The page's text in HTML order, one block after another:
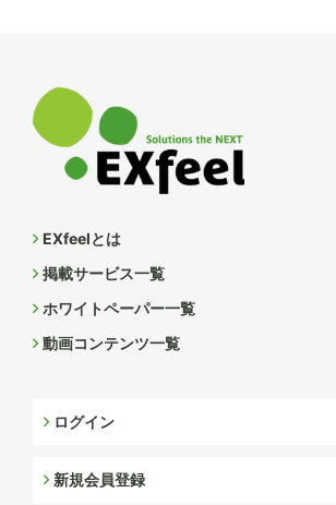
EXfeelとは
掲載サービス一覧
ホワイトペーパー一覧
動画コンテンツ一覧
ログイン
新規会員登録